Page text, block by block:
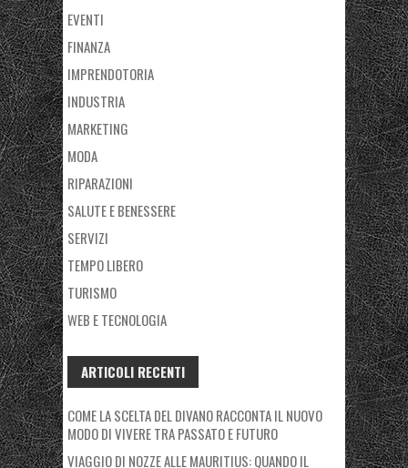
EVENTI
FINANZA
IMPRENDOTORIA
INDUSTRIA
MARKETING
MODA
RIPARAZIONI
SALUTE E BENESSERE
SERVIZI
TEMPO LIBERO
TURISMO
WEB E TECNOLOGIA
ARTICOLI RECENTI
COME LA SCELTA DEL DIVANO RACCONTA IL NUOVO
MODO DI VIVERE TRA PASSATO E FUTURO
VIAGGIO DI NOZZE ALLE MAURITIUS: QUANDO IL